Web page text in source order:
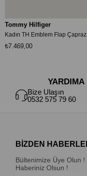
Tommy Hilfiger
Kadın TH Emblem Flap
₺7.469,00
YARDIMA
Bize Ulaşın
0532 575 79 60
BİZDEN
Bültenimize Üye Olun
Haberiniz Olsun !